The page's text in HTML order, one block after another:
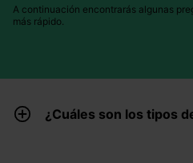
A continuación encontrarás algunas preguntas frecuentes para avanzar
más rápido.
¿Cuáles son los tipos